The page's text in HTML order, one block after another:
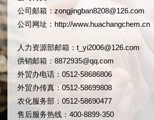
公司邮箱： zongjingban8208@126.com
公司网址： http://www.huachangchem.cn
人力资源部邮箱： t_yi2006@126.com
供销邮箱：8872935@qq.com
外贸办电话：0512-58686806
外贸办传真：0512-58699808
农化服务部：0512-58690477
售后服务热线：400-8899-350